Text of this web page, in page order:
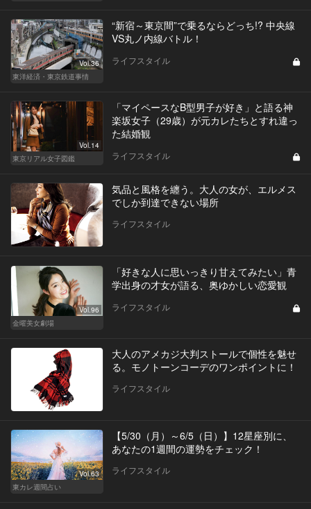
Vol.36
東洋経済・東京鉄道事情
“新宿～東京間”で乗るならどっち!? 中央線
VS丸ノ内線バトル！
ライフスタイル
Vol.14
東京リアル女子図鑑
「マイペースなB型男子が好き」と語る神
楽坂女子（29歳）が元カレたちとすれ違っ
た結婚観
ライフスタイル
気品と風格を纏う。大人の女が、エルメス
でしか到達できない場所
ライフスタイル
Vol.96
金曜美女劇場
「好きな人に思いっきり甘えてみたい」青
学出身の才女が語る、奥ゆかしい恋愛観
ライフスタイル
大人のアメカジ大判ストールで個性を魅せ
る。モノトーンコーデのワンポイントに！
ライフスタイル
Vol.63
東カレ週間占い
【5/30（月）～6/5（日）】12星座別に、
あなたの1週間の運勢をチェック！
ライフスタイル